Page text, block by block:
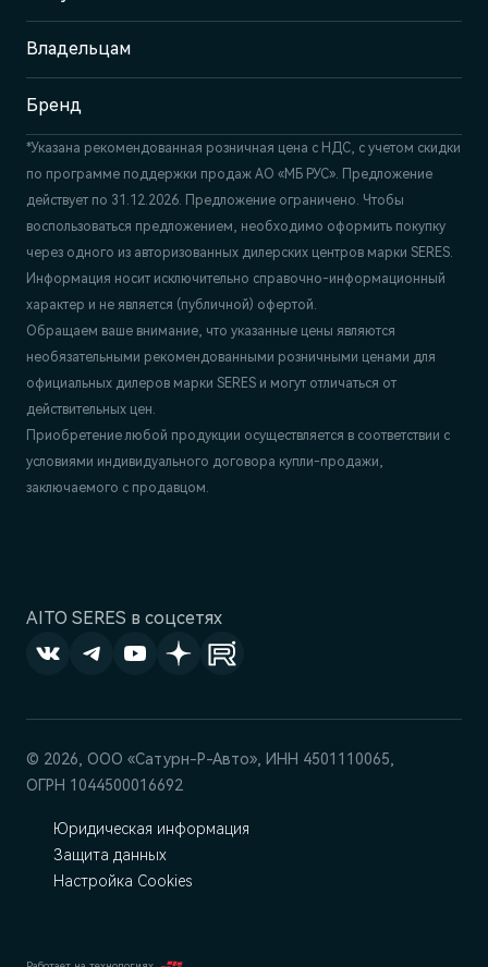
AITO SERES в соцсетях
+7 (342) 250-23-25
Владельцам
Бренд
*Указана рекомендованная розничная цена c НДС, с учетом скидки
по программе поддержки продаж АО «МБ РУС». Предложение
действует по 31.12.2026. Предложение ограничено. Чтобы
воспользоваться предложением, необходимо оформить покупку
через одного из авторизованных дилерских центров марки SERES.
Информация носит исключительно справочно-информационный
характер и не является (публичной) офертой.
Обращаем ваше внимание, что указанные цены являются
необязательными рекомендованными розничными ценами для
официальных дилеров марки SERES и могут отличаться от
действительных цен.
Приобретение любой продукции осуществляется в соответствии с
условиями индивидуального договора купли-продажи,
заключаемого с продавцом.
© 2026, ООО «Сатурн-Р-Авто», ИНН 4501110065,
ОГРН 1044500016692
Юридическая информация
Защита данных
Настройка Cookies